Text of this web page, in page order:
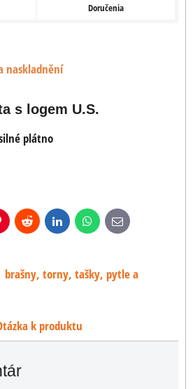
Doručenia
naskladnění
s logem U.S.
plátno
Reddit LinkedInWhatsApp
E-
mail
brašny, torny, tašky, pytle a
k produktu